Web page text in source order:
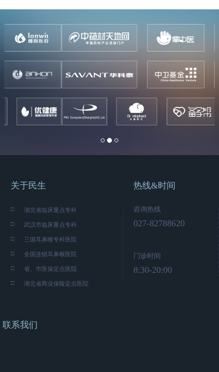
关于民生
□
湖北省临床重点专科
□
武汉市临床重点专科
□
三级耳鼻喉专科医院
□
全国连锁耳鼻喉医院
□
省、市医保定点医院
□
湖北省商业保险定点医院
热线&时间
咨询热线
027-82788620
门诊时间
8:30-20:00
联系我们